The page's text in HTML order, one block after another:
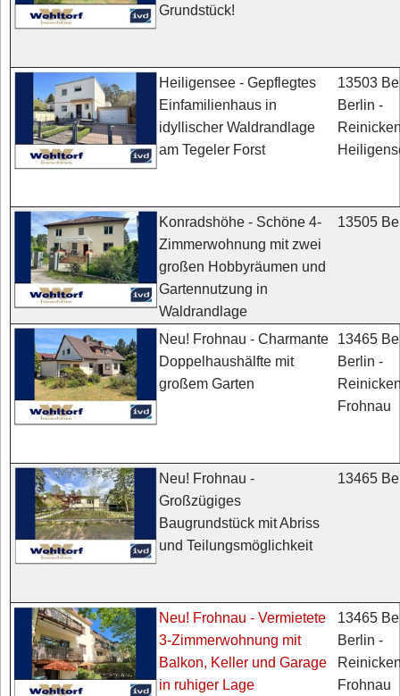
Grundstück!
Heiligensee - Gepflegtes
Einfamilienhaus in
idyllischer Waldrandlage
am Tegeler Forst
13503
Berlin -
Konradshöhe - Schöne 4-
Zimmerwohnung mit zwei
großen Hobbyräumen und
Gartennutzung in
Waldrandlage
13505
Neu! Frohnau - Charmante
Doppelhaushälfte mit
großem Garten
13465
Berlin -
Frohnau
Neu! Frohnau -
Großzügiges
Baugrundstück mit Abriss
und Teilungsmöglichkeit
13465
Neu! Frohnau - Vermietete
3-Zimmerwohnung mit
Balkon, Keller und Garage
in ruhiger Lage
13465
Berlin -
Frohnau